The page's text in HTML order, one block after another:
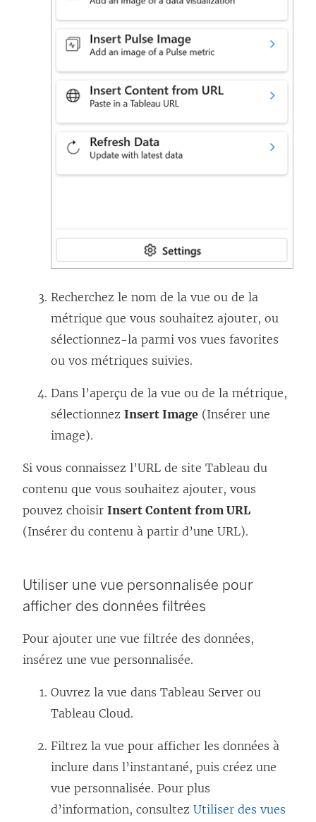
Recherchez le nom de la vue ou de la
métrique que vous souhaitez ajouter, ou
sélectionnez-la parmi vos vues favorites
ou vos métriques suivies.
Dans l’aperçu de la vue ou de la métrique,
sélectionnez Insert Image (Insérer une
image).
Si vous connaissez l’URL de site Tableau du
contenu que vous souhaitez ajouter, vous
pouvez choisir Insert Content from URL
(Insérer du contenu à partir d’une URL).
Utiliser une vue personnalisée pour
afficher des données filtrées
Pour ajouter une vue filtrée des données,
insérez une vue personnalisée.
Ouvrez la vue dans Tableau Server ou
Tableau Cloud.
Filtrez la vue pour afficher les données à
inclure dans l’instantané, puis créez une
vue personnalisée. Pour plus
d’information, consultez Utiliser des vues